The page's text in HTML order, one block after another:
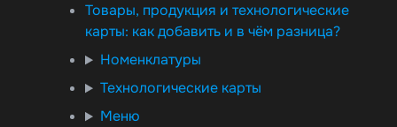
Товары, продукция и технологические
карты: как добавить и в чём разница?
Номенклатуры
Технологические карты
Меню